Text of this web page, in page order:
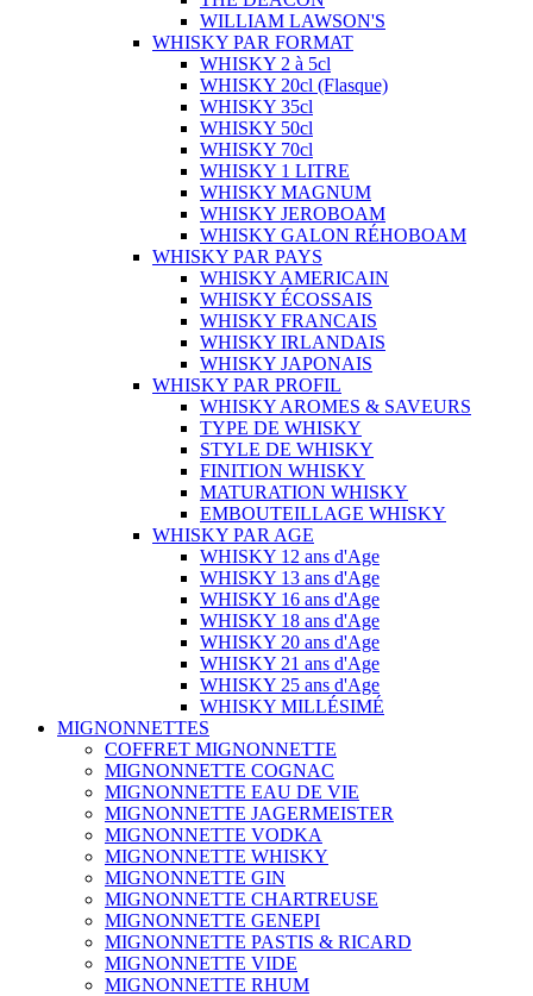
WILLIAM LAWSON'S
WHISKY PAR FORMAT
WHISKY 2 à 5cl
WHISKY 20cl (Flasque)
WHISKY 35cl
WHISKY 50cl
WHISKY 70cl
WHISKY 1 LITRE
WHISKY MAGNUM
WHISKY JEROBOAM
WHISKY GALON RÉHOBOAM
WHISKY PAR PAYS
WHISKY AMERICAIN
WHISKY ÉCOSSAIS
WHISKY FRANCAIS
WHISKY IRLANDAIS
WHISKY JAPONAIS
WHISKY PAR PROFIL
WHISKY AROMES & SAVEURS
TYPE DE WHISKY
STYLE DE WHISKY
FINITION WHISKY
MATURATION WHISKY
EMBOUTEILLAGE WHISKY
WHISKY PAR AGE
WHISKY 12 ans d'Age
WHISKY 13 ans d'Age
WHISKY 16 ans d'Age
WHISKY 18 ans d'Age
WHISKY 20 ans d'Age
WHISKY 21 ans d'Age
WHISKY 25 ans d'Age
WHISKY MILLÉSIMÉ
MIGNONNETTES
COFFRET MIGNONNETTE
MIGNONNETTE COGNAC
MIGNONNETTE EAU DE VIE
MIGNONNETTE JAGERMEISTER
MIGNONNETTE VODKA
MIGNONNETTE WHISKY
MIGNONNETTE GIN
MIGNONNETTE CHARTREUSE
MIGNONNETTE GENEPI
MIGNONNETTE PASTIS & RICARD
MIGNONNETTE VIDE
MIGNONNETTE RHUM